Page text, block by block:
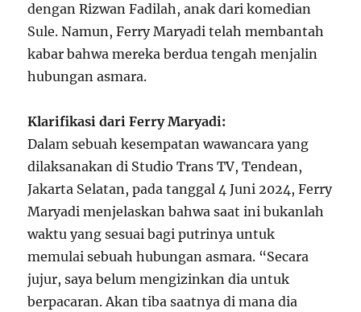
dengan Rizwan Fadilah, anak dari komedian
Sule. Namun, Ferry Maryadi telah membantah
kabar bahwa mereka berdua tengah menjalin
hubungan asmara.
Klarifikasi dari Ferry Maryadi:
Dalam sebuah kesempatan wawancara yang
dilaksanakan di Studio Trans TV, Tendean,
Jakarta Selatan, pada tanggal 4 Juni 2024, Ferry
Maryadi menjelaskan bahwa saat ini bukanlah
waktu yang sesuai bagi putrinya untuk
memulai sebuah hubungan asmara. “Secara
jujur, saya belum mengizinkan dia untuk
berpacaran. Akan tiba saatnya di mana dia